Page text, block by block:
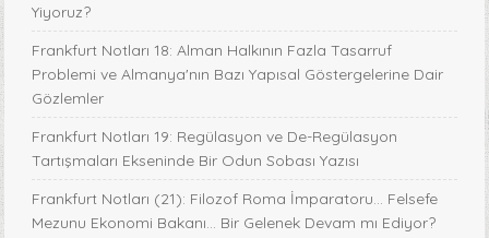
Yiyoruz?
Frankfurt Notları 18: Alman Halkının Fazla Tasarruf
Problemi ve Almanya'nın Bazı Yapısal Göstergelerine Dair
Gözlemler
Frankfurt Notları 19: Regülasyon ve De-Regülasyon
Tartışmaları Ekseninde Bir Odun Sobası Yazısı
Frankfurt Notları (21): Filozof Roma İmparatoru… Felsefe
Mezunu Ekonomi Bakanı… Bir Gelenek Devam mı Ediyor?